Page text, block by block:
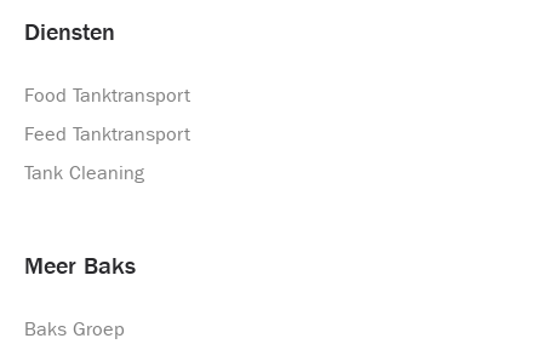
Diensten
Food Tanktransport
Feed Tanktransport
Tank Cleaning
Meer Baks
Baks Groep